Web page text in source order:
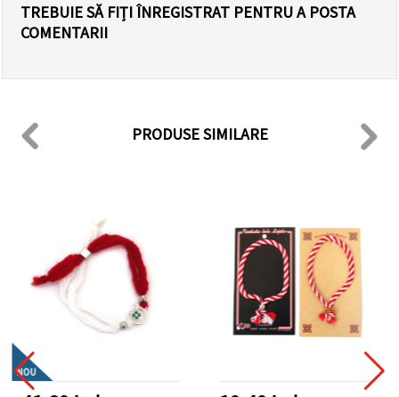
TREBUIE SĂ FIȚI ÎNREGISTRAT PENTRU A POSTA
COMENTARII
PRODUSE SIMILARE
NOU